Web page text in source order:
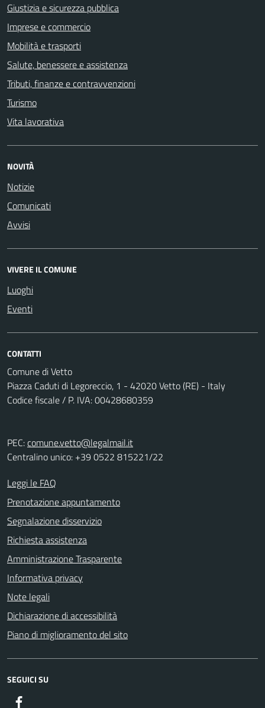
Giustizia e sicurezza pubblica
Imprese e commercio
Mobilità e trasporti
Salute, benessere e assistenza
Tributi, finanze e contravvenzioni
Turismo
Vita lavorativa
NOVITÀ
Notizie
Comunicati
Avvisi
VIVERE IL COMUNE
Luoghi
Eventi
CONTATTI
Comune di Vetto
Piazza Caduti di Legoreccio, 1 - 42020 Vetto (RE) - Italy
Codice fiscale / P. IVA: 00428680359
PEC:comune.vetto@legalmail.it
Centralino unico: +39 0522 815221/22
Leggi le FAQ
Prenotazione appuntamento
Segnalazione disservizio
Richiesta assistenza
Amministrazione Trasparente
Informativa privacy
Note legali
Dichiarazione di accessibilità
Piano di miglioramento del sito
SEGUICI SU